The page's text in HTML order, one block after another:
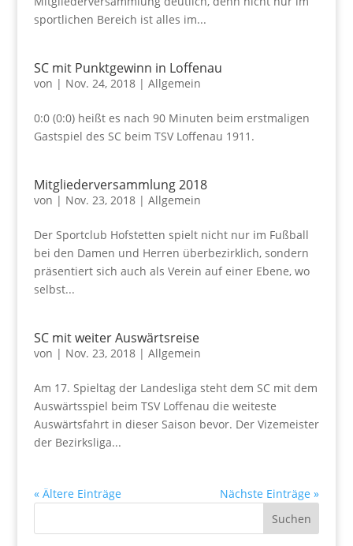
sportlichen Bereich ist alles im...
SC mit Punktgewinn in Loffenau
von | Nov. 24, 2018| Allgemein
0:0 (0:0) heißt es nach 90 Minuten beim erstmaligen
Gastspiel des SC beim TSV Loffenau 1911.
Mitgliederversammlung 2018
von | Nov. 23, 2018| Allgemein
Der Sportclub Hofstetten spielt nicht nur im Fußball
bei den Damen und Herren überbezirklich, sondern
präsentiert sich auch als Verein auf einer Ebene, wo
selbst...
SC mit weiter Auswärtsreise
von | Nov. 23, 2018| Allgemein
Am 17. Spieltag der Landesliga steht dem SC mit dem
Auswärtsspiel beim TSV Loffenau die weiteste
Auswärtsfahrt in dieser Saison bevor. Der Vizemeister
der Bezirksliga...
« Ältere Einträge Nächste Einträge »